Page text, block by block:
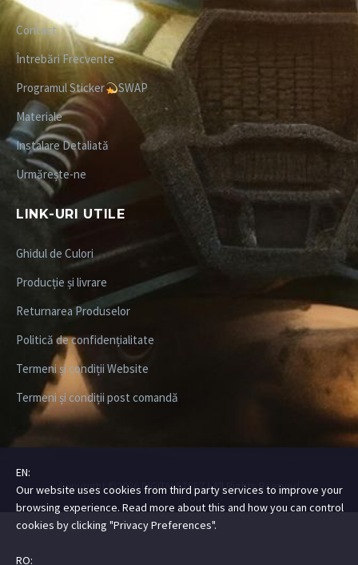
Contact
Întrebări Frecvente
Programul Sticker
SWAP
Materiale
Instalare Detaliată
Urmărește-ne
LINK-URI UTILE
Ghidul de Culori
Producție și livrare
Returnarea Produselor
Politică de confidențialitate
Termeni și condiții Website
Termeni și condiții post comandă
Copyright ©2026 DIGITALSTEEZ| All Rights Rserved
EN:
Our website uses cookies from third party services to improve your
browsing experience. Read more about this and how you can control
cookies by clicking "Privacy Preferences".
RO: